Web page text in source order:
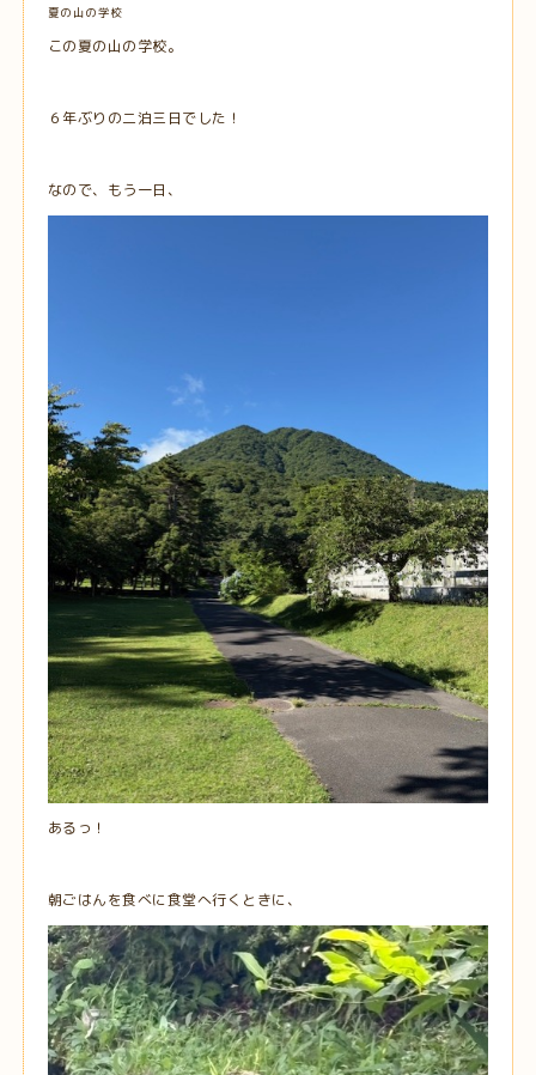
夏の山の学校
この夏の山の学校。
６年ぶりの二泊三日でした！
なので、もう一日、
あるっ！
朝ごはんを食べに食堂へ行くときに、